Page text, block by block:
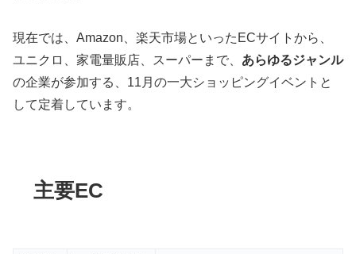
現在では、Amazon、楽天市場といったECサイトから、
ユニクロ、家電量販店、スーパーまで、 あらゆるジャンル
の企業が参加する、11月の一大ショッピングイベントと
して定着しています。
主要EC